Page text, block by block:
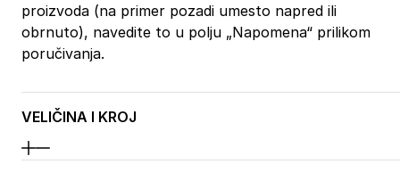
proizvoda (na primer pozadi umesto napred ili
obrnuto), navedite to u polju „Napomena“ prilikom
poručivanja.
VELIČINA I KROJ